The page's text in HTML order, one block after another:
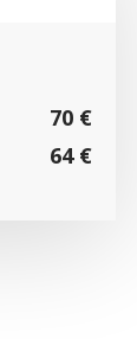
70 €
64 €